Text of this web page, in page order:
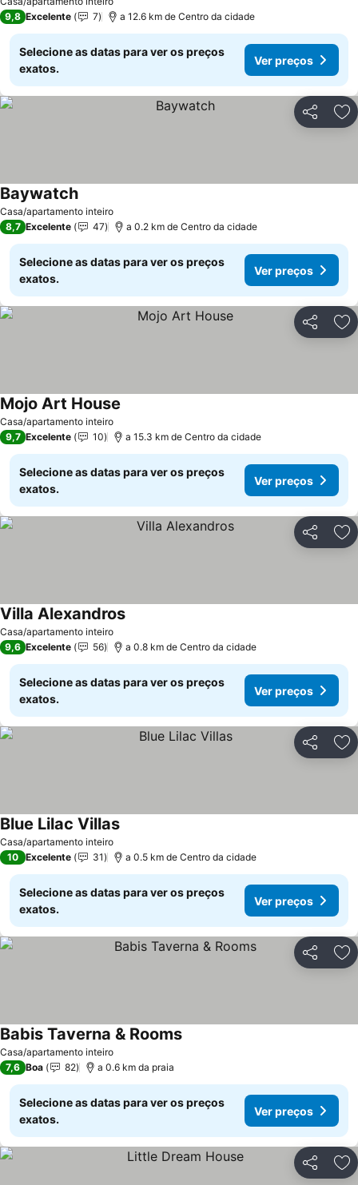
9,8 Excelente 7 a 12.6 km de Centro da cidade
Selecione as datas para ver os preços
exatos.
Ver preços
Partilhar
Casa/apartamento inteiro
Baywatch
8,7 Excelente 47 a 0.2 km de Centro da cidade
Selecione as datas para ver os preços
exatos.
Ver preços
Partilhar
Casa/apartamento inteiro
Mojo Art House
9,7 Excelente 10 a 15.3 km de Centro da cidade
Selecione as datas para ver os preços
exatos.
Ver preços
Partilhar
Casa/apartamento inteiro
Villa Alexandros
9,6 Excelente 56 a 0.8 km de Centro da cidade
Selecione as datas para ver os preços
exatos.
Ver preços
Partilhar
Casa/apartamento inteiro
Blue Lilac Villas
10 Excelente 31 a 0.5 km de Centro da cidade
Selecione as datas para ver os preços
exatos.
Ver preços
Partilhar
Casa/apartamento inteiro
Babis Taverna & Rooms
7,6 Boa 82 a 0.6 km da praia
Selecione as datas para ver os preços
exatos.
Ver preços
Partilhar